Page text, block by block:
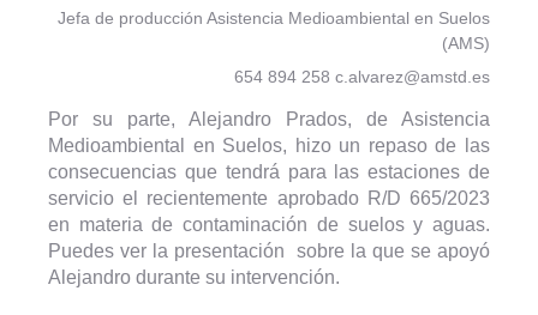
Jefa de producción Asistencia Medioambiental en Suelos
(AMS)
654 894 258 c.alvarez@amstd.es
Por su parte, Alejandro Prados, de Asistencia
Medioambiental en Suelos, hizo un repaso de las
consecuencias que tendrá para las estaciones de
servicio el recientemente aprobado R/D 665/2023
en materia de contaminación de suelos y aguas.
Puedes ver la presentación sobre la que se apoyó
Alejandro durante su intervención.